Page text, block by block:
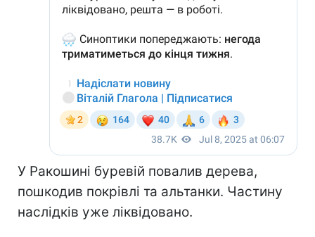
У Ракошині буревій повалив дерева,
пошкодив покрівлі та альтанки. Частину
наслідків уже ліквідовано.